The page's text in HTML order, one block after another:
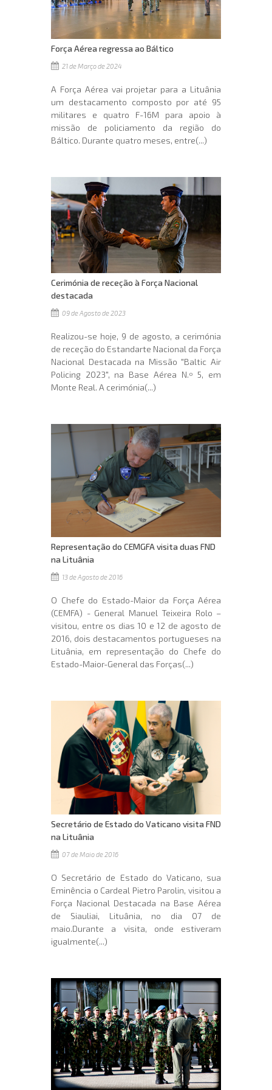
Força Aérea regressa ao Báltico
21 de Março de 2024
A Força Aérea vai projetar para a Lituânia
um destacamento composto por até 95
militares e quatro F-16M para apoio à
missão de policiamento da região do
Báltico. Durante quatro meses, entre(...)
Cerimónia de receção à Força Nacional
destacada
09 de Agosto de 2023
Realizou-se hoje, 9 de agosto, a cerimónia
de receção do Estandarte Nacional da Força
Nacional Destacada na Missão "Baltic Air
Policing 2023", na Base Aérea N.º 5, em
Monte Real. A cerimónia(...)
Representação do CEMGFA visita duas FND
na Lituânia
13 de Agosto de 2016
O Chefe do Estado-Maior da Força Aérea
(CEMFA) - General Manuel Teixeira Rolo –
visitou, entre os dias 10 e 12 de agosto de
2016, dois destacamentos portugueses na
Lituânia, em representação do Chefe do
Estado-Maior-General das Forças(...)
Secretário de Estado do Vaticano visita FND
na Lituânia
07 de Maio de 2016
O Secretário de Estado do Vaticano, sua
Eminência o Cardeal Pietro Parolin, visitou a
Força Nacional Destacada na Base Aérea
de Siauliai, Lituânia, no dia 07 de
maio.Durante a visita, onde estiveram
igualmente(...)